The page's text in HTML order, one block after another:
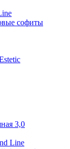
софиты
3,0
Line